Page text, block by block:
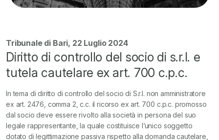
Tribunale di Bari, 22 Luglio 2024
Diritto di controllo del socio di s.r.l. e
tutela cautelare ex art. 700 c.p.c.
In tema di diritto di controllo del socio di S.r.l. non amministratore
ex art. 2476, comma 2, c.c. il ricorso ex art. 700 c.p.c. promosso
dal socio deve essere rivolto alla società in persona del suo
legale rappresentante, la quale costituisce l’unico soggetto
dotato di legittimazione passiva rispetto alla domanda cautelare,